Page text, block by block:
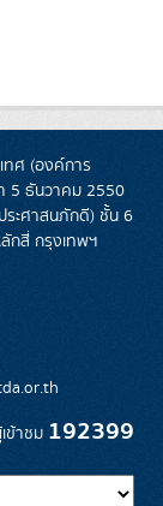
ทศ (องค์การ
5 ธันวาคม 2550
ระศาสนภักดี) ชั้น 6
กสี่ กรุงเทพฯ
ข้าชม 192399